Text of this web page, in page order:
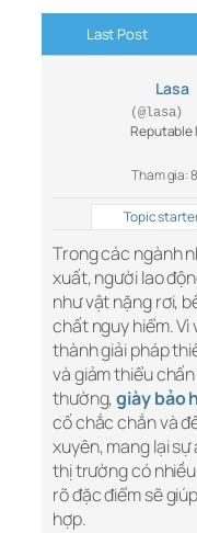
Last Post
Lasa
(@lasa)
Reputable
Tham gia:
Topic
Trong các ngành
xuất, người lao
như vật nặng rơi,
chất nguy hiểm. Vì
thành giải pháp
và giảm thiểu
thường, giày bảo
cố chắc chắn và
xuyên, mang lại sự
thị trường có
rõ đặc điểm sẽ
hợp.